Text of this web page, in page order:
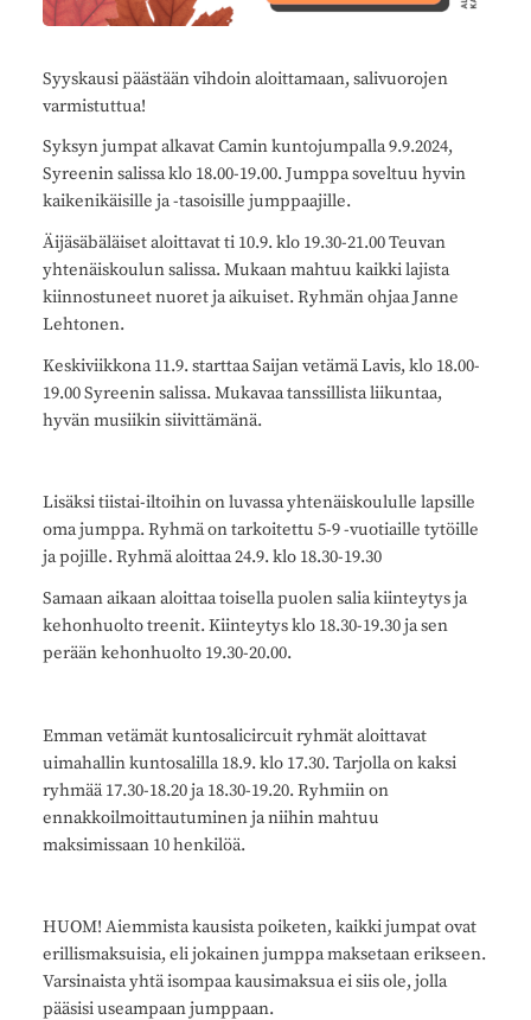
Syyskausi päästään vihdoin aloittamaan, salivuorojen
varmistuttua!
Syksyn jumpat alkavat Camin kuntojumpalla 9.9.2024,
Syreenin salissa klo 18.00-19.00. Jumppa soveltuu hyvin
kaikenikäisille ja -tasoisille jumppaajille.
Äijäsäbäläiset aloittavat ti 10.9. klo 19.30-21.00 Teuvan
yhtenäiskoulun salissa. Mukaan mahtuu kaikki lajista
kiinnostuneet nuoret ja aikuiset. Ryhmän ohjaa Janne
Lehtonen.
Keskiviikkona 11.9. starttaa Saijan vetämä Lavis, klo 18.00-
19.00 Syreenin salissa. Mukavaa tanssillista liikuntaa,
hyvän musiikin siivittämänä.
Lisäksi tiistai-iltoihin on luvassa yhtenäiskoululle lapsille
oma jumppa. Ryhmä on tarkoitettu 5-9 -vuotiaille tytöille
ja pojille. Ryhmä aloittaa 24.9. klo 18.30-19.30
Samaan aikaan aloittaa toisella puolen salia kiinteytys ja
kehonhuolto treenit. Kiinteytys klo 18.30-19.30 ja sen
perään kehonhuolto 19.30-20.00.
Emman vetämät kuntosalicircuit ryhmät aloittavat
uimahallin kuntosalilla 18.9. klo 17.30. Tarjolla on kaksi
ryhmää 17.30-18.20 ja 18.30-19.20. Ryhmiin on
ennakkoilmoittautuminen ja niihin mahtuu
maksimissaan 10 henkilöä.
HUOM! Aiemmista kausista poiketen, kaikki jumpat ovat
erillismaksuisia, eli jokainen jumppa maksetaan erikseen.
Varsinaista yhtä isompaa kausimaksua ei siis ole, jolla
pääsisi useampaan jumppaan.